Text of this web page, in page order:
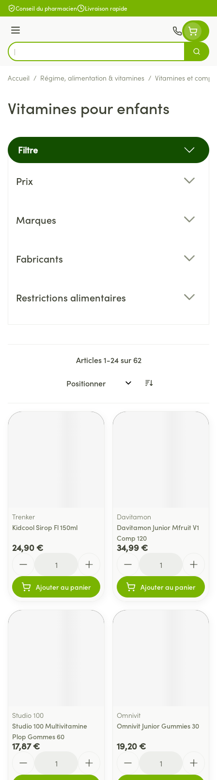
Aller au contenu
Conseil du pharmacien Livraison rapide
Menu
Rechercher
Accueil / Régime, alimentation & vitamines / Vitamines et
Vitamines pour enfants
Filtre
Prix
Marques
Fabricants
Restrictions alimentaires
Articles1-24sur 62
Trier par:
Trenker
Kidcool Sirop Fl 150ml
24,90 €
Ajouter au panier
Davitamon
Davitamon Junior Mfruit V1
Comp 120
34,99 €
Ajouter au panier
Studio 100
Studio 100 Multivitamine
Plop Gommes 60
17,87 €
Omnivit
Omnivit Junior Gummies 30
19,20 €